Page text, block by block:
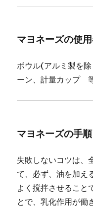
マヨネーズの使
ボウル(アルミ製を
ーン、計量カップ
マヨネーズの手順
失敗しないコツは、
て、必ず、油を加え
よく撹拌させること
とで、乳化作用が働